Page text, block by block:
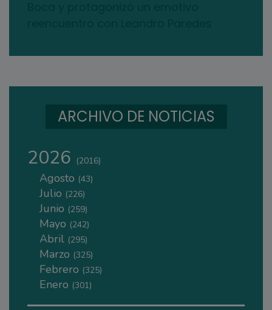
ARCHIVO DE NOTICIAS
2026 (2016)
Agosto (43)
Julio (226)
Junio (259)
Mayo (242)
Abril (295)
Marzo (325)
Febrero (325)
Enero (301)